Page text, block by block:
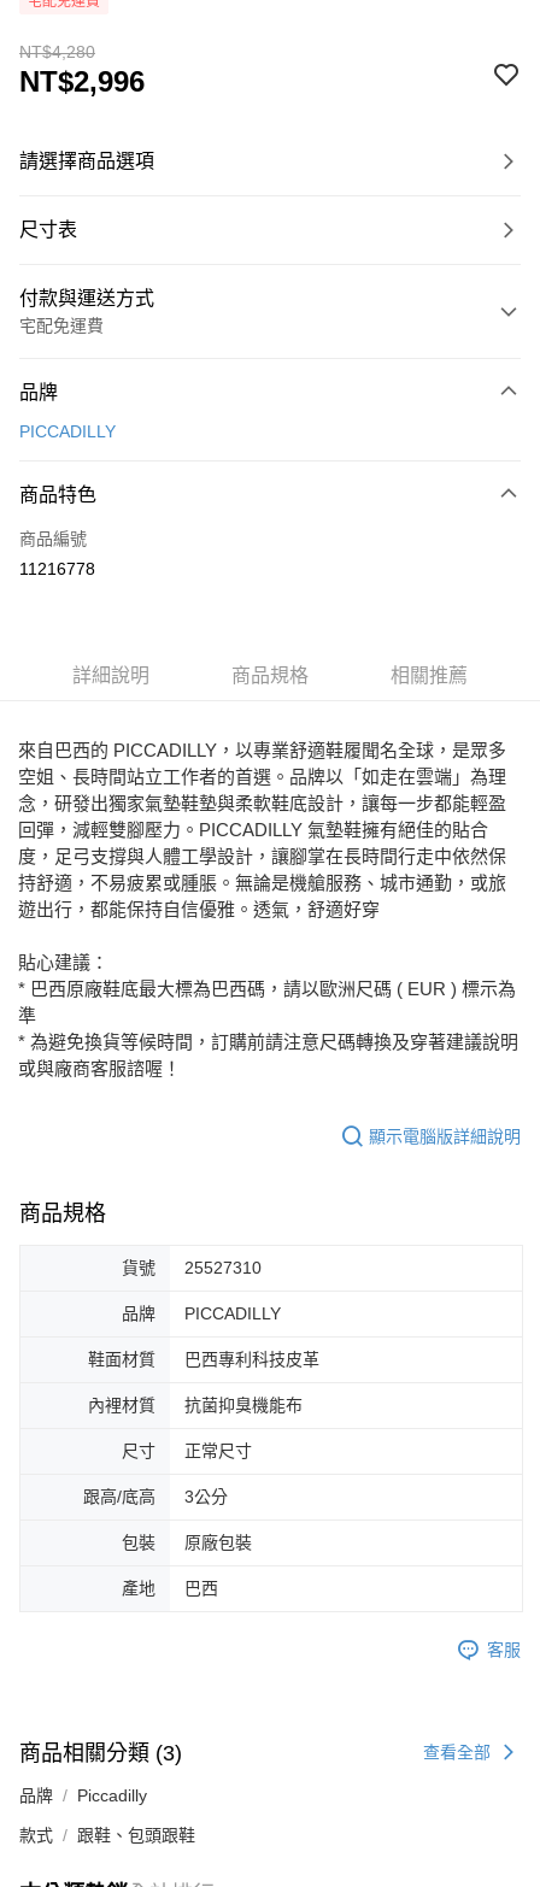
NT$4,280
NT$2,996
請選擇商品選項
尺寸表
付款與運送方式
宅配免運費
信用卡一次付款
街口支付
悠遊付
品牌
PICCADILLY
商品特色
商品編號
11216778
詳細說明 商品規格 相關推薦
來自巴西的 PICCADILLY，以專業舒適鞋履聞名全球，是眾多
空姐、長時間站立工作者的首選。品牌以「如走在雲端」為理
念，研發出獨家氣墊鞋墊與柔軟鞋底設計，讓每一步都能輕盈
回彈，減輕雙腳壓力。PICCADILLY 氣墊鞋擁有絕佳的貼合
度，足弓支撐與人體工學設計，讓腳掌在長時間行走中依然保
持舒適，不易疲累或腫脹。無論是機艙服務、城市通勤，或旅
遊出行，都能保持自信優雅。透氣，舒適好穿
貼心建議：
* 巴西原廠鞋底最大標為巴西碼，請以歐洲尺碼 ( EUR ) 標示為
準
* 為避免換貨等候時間，訂購前請注意尺碼轉換及穿著建議說明
或與廠商客服諮喔！
顯示電腦版詳細說明
商品規格
貨號 25527310
品牌 PICCADILLY
鞋面材質 巴西專利科技皮革
內裡材質 抗菌抑臭機能布
尺寸 正常尺寸
跟高/底高 3公分
包裝 原廠包裝
產地 巴西
客服
商品相關分類 (3) 查看全部
品牌 Piccadilly
款式 跟鞋、包頭跟鞋